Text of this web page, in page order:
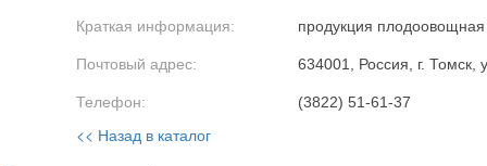
Краткая информация: продукция плодоовощная
Почтовый адрес: 634001, Россия, г. Томск,
Телефон: (3822) 51-61-37
<< Назад в каталог